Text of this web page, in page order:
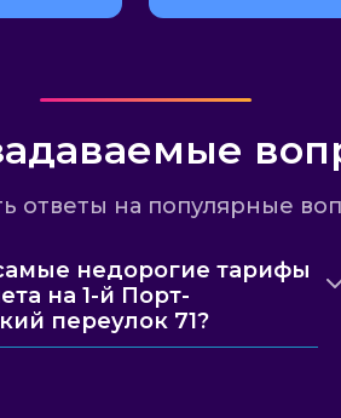
ответы на популярные
недорогие тарифы
на 1-й Порт-
переулок 71?